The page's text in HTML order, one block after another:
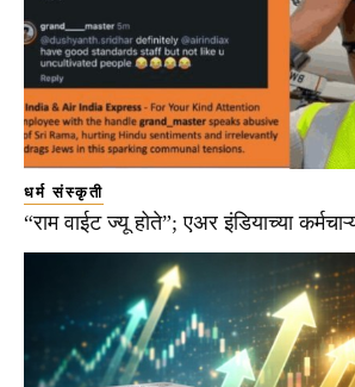
धर्म संस्कृती
“राम वाईट ज्यू होते”; एअर इंडियाच्या